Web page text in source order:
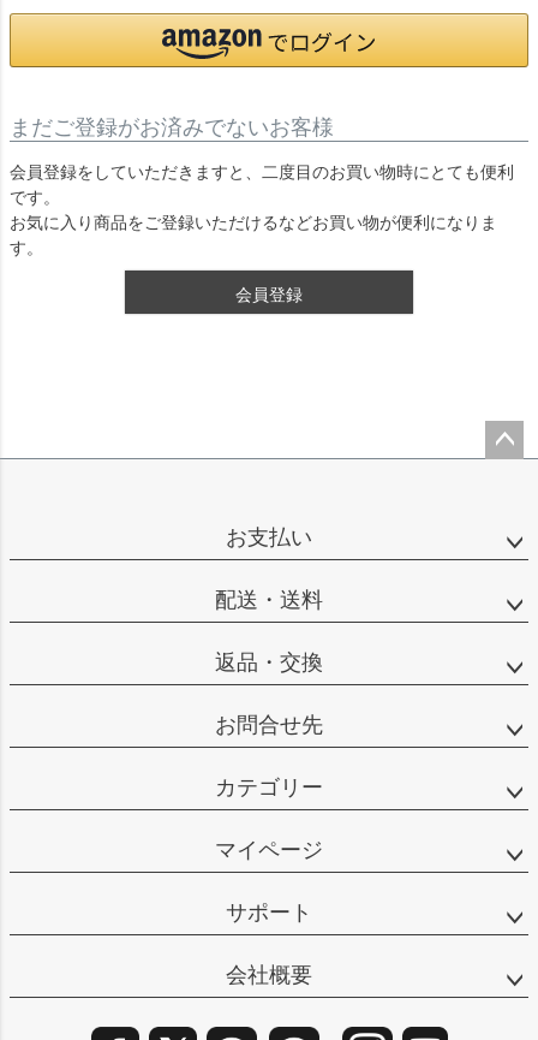
まだご登録がお済みでないお客様
会員登録をしていただきますと、二度目のお買い物時にとても便利
です。
お気に入り商品をご登録いただけるなどお買い物が便利になりま
す。
会員登録
お支払い
配送・送料
返品・交換
お問合せ先
カテゴリー
マイページ
サポート
会社概要